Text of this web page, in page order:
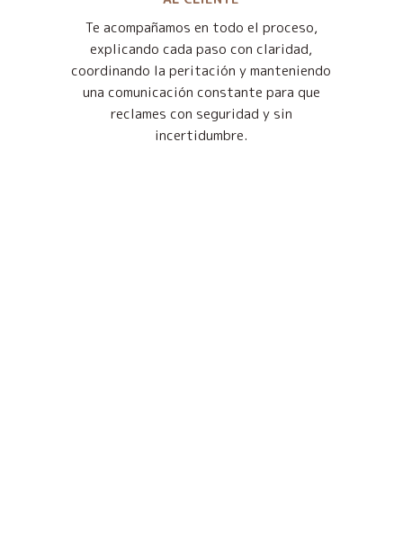
Te acompañamos en todo el proceso,
explicando cada paso con claridad,
coordinando la peritación y manteniendo
una comunicación constante para que
reclames con seguridad y sin
incertidumbre.